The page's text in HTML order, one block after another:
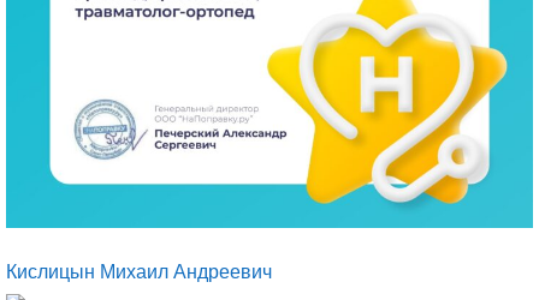
Кислицын Михаил Андреевич